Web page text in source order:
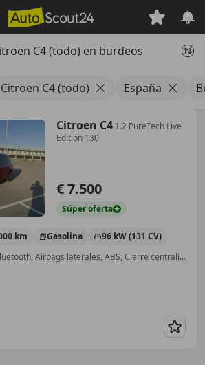
C4 (todo) en burdeos
Citroen C4 (todo) España
Citroen C4 1.2 PureTech Live
Edition 130
€ 7.500
Súperoferta
km Gasolina
96 kW (131 CV)
Llantas de aleación, Bluetooth, Airbags laterales, ABS, Cierre centralizado, USB